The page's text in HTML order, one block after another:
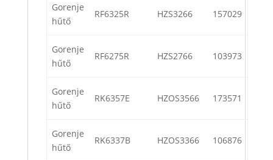
Gorenje
hűtő
RF6325R HZS3266 157029
Gorenje
hűtő
RF6275R HZS2766 103973
Gorenje
hűtő
RK6357E HZOS3566 173571
Gorenje
hűtő
RK6337B HZOS3366 106876